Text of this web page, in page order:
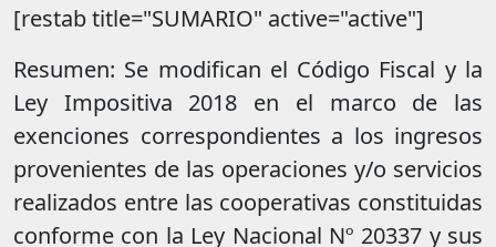
[restab title="SUMARIO" active="active"]
Resumen: Se modifican el Código Fiscal y la
Ley Impositiva 2018 en el marco de las
exenciones correspondientes a los ingresos
provenientes de las operaciones y/o servicios
realizados entre las cooperativas constituidas
conforme con la Ley Nacional Nº 20337 y sus